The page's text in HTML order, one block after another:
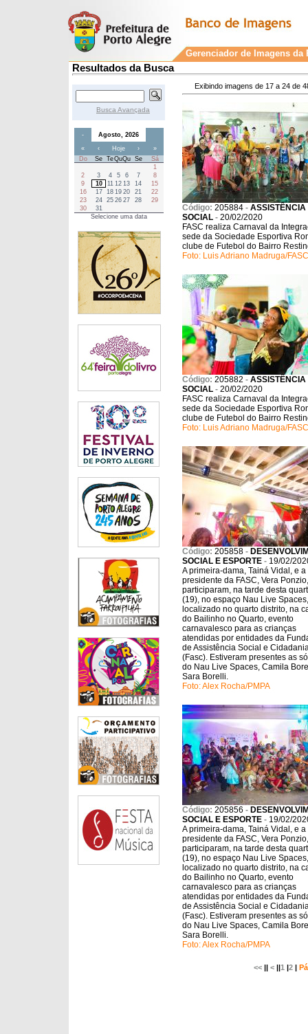
Gerenciador de Imagens da
Resultados da Busca
Exibindo imagens de 17 a 24 de
Código: 205884 - ASSISTÊNCIA
SOCIAL - 20/02/2020
FASC realiza Carnaval da
sede da Sociedade Esportiva
clube de Futebol do Bairro
Foto: Luis Adriano Madruga/
Código: 205882 - ASSISTÊNCIA
SOCIAL - 20/02/2020
FASC realiza Carnaval da
sede da Sociedade Esportiva
clube de Futebol do Bairro
Foto: Luis Adriano Madruga/
Código: 205858 -
SOCIAL E ESPORTE - 19/02/
A primeira-dama, Tainá Vidal, e a
presidente da FASC, Vera Ponzio,
participaram, na tarde desta
(19), no espaço Nau Live Spaces,
localizado no quarto distrito, na
do Bailinho no Quarto, evento
carnavalesco para as crianças
atendidas por entidades da
de Assistência Social e
(Fasc). Estiveram presentes as
do Nau Live Spaces, Camila
Sara Borelli.
Foto: Alex Rocha/PMPA
Código: 205856 -
SOCIAL E ESPORTE - 19/02/
A primeira-dama, Tainá Vidal, e a
presidente da FASC, Vera Ponzio,
participaram, na tarde desta
(19), no espaço Nau Live Spaces,
localizado no quarto distrito, na
do Bailinho no Quarto, evento
carnavalesco para as crianças
atendidas por entidades da
de Assistência Social e
(Fasc). Estiveram presentes as
do Nau Live Spaces, Camila
Sara Borelli.
Foto: Alex Rocha/PMPA
<< ||< ||1 |2 |
Busca Avançada
-
Agosto, 2026
«
‹ Hoje ›
»
Do
Se TeQuQu Se
Sá
1
2
3 4 5 6 7
8
9
10 11 12 13 14
15
16
17 18 19 20 21
22
23
24 25 26 27 28
29
30
31
Selecione uma data